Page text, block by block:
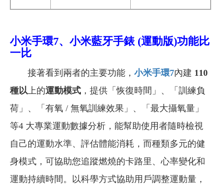
小米手環7、小米藍牙手錶 (運動版)功能比
一比
接著看到兩者的主要功能， 小米手環7內建 110
種以上的運動模式 ，提供「恢復時間」、「訓練負
荷」、「有氧 / 無氧訓練效果」、「最大攝氧量」
等4 大專業運動數據分析，能幫助使用者隨時檢視
自己的運動水準、評估體能消耗，而種類多元的健
身模式，可協助您追蹤燃燒的卡路里、心率變化和
運動持續時間。以科學方式協助用戶調整運動量，